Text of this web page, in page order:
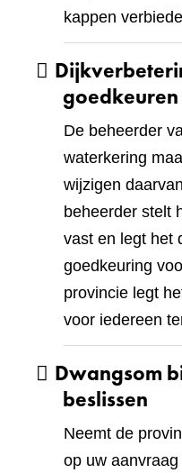
kappen
goedkeuren
De beheerder
waterkering
wijzigen
beheerder stelt
vast en legt het
goedkeuring
provincie legt
voor iedereen
Dwangsom
beslissen
Neemt de
op uw